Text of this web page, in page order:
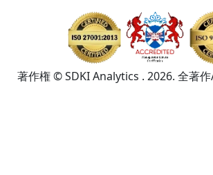
著作権 © SDKI Analytics . 2026. 全著